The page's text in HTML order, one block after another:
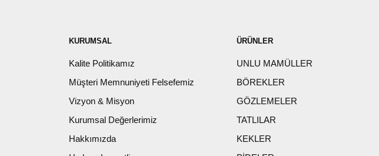
KURUMSAL
Kalite Politikamız
Müşteri Memnuniyeti Felsefemiz
Vizyon & Misyon
Kurumsal Değerlerimiz
Hakkımızda
ÜRÜNLER
UNLU MAMÜLLER
BÖREKLER
GÖZLEMELER
TATLILAR
KEKLER